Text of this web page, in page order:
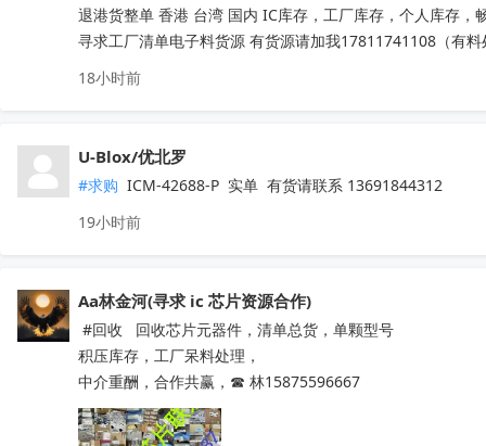
退港货整单 香港 台湾 国内 IC库存，工厂库存，个人库存，
寻求工厂清单电子料货源 有货源请加我17811741108（有
18小时前
U-Blox/优北罗
#求购 ICM-42688-P  实单  有货请联系 13691844312
19小时前
Aa林金河(寻求 ic 芯片资源合作)
积压库存，工厂呆料处理，
中介重酬，合作共赢，☎ 林15875596667